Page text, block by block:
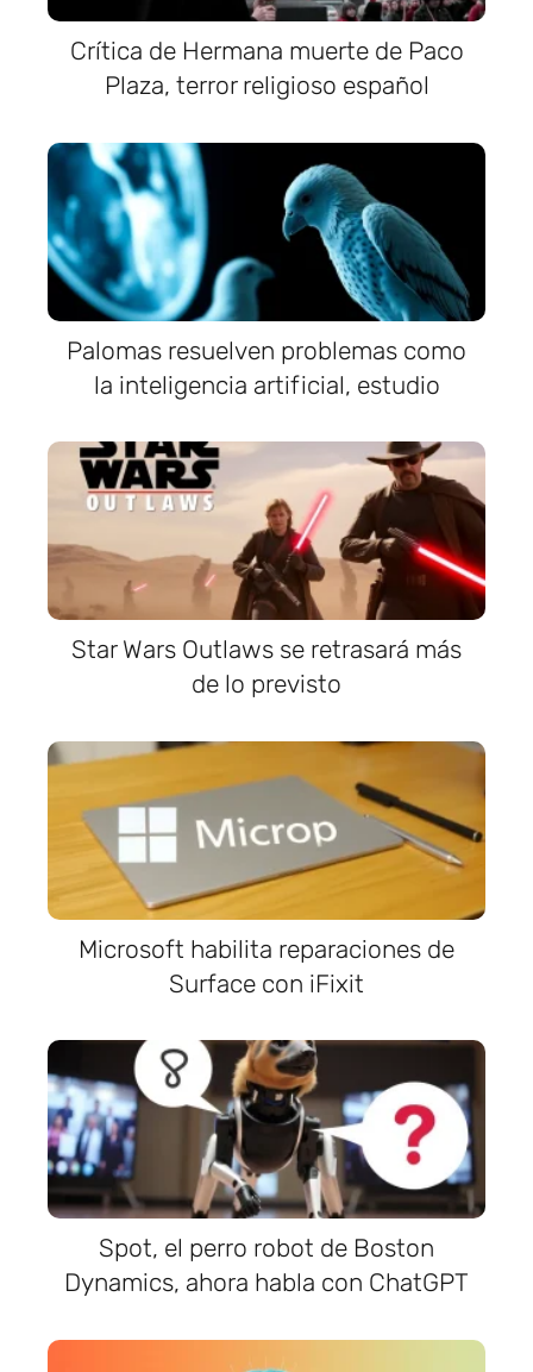
Crítica de Hermana muerte de Paco
Plaza, terror religioso español
Palomas resuelven problemas como
la inteligencia artificial, estudio
Star Wars Outlaws se retrasará más
de lo previsto
Microsoft habilita reparaciones de
Surface con iFixit
Spot, el perro robot de Boston
Dynamics, ahora habla con ChatGPT